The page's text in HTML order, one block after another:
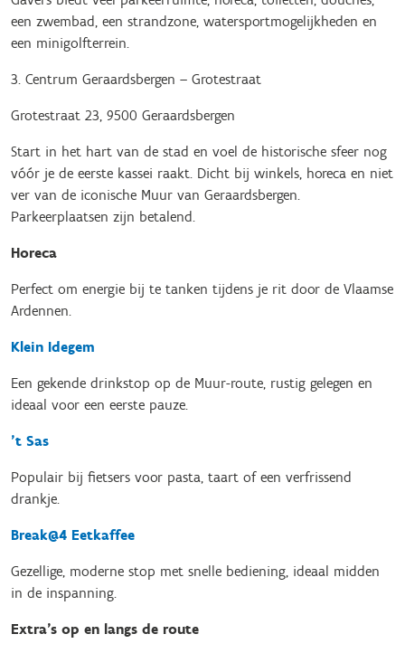
een zwembad, een strandzone, watersportmogelijkheden en
een minigolfterrein.
3. Centrum Geraardsbergen – Grotestraat
Grotestraat 23, 9500 Geraardsbergen
Start in het hart van de stad en voel de historische sfeer nog
vóór je de eerste kassei raakt. Dicht bij winkels, horeca en niet
ver van de iconische Muur van Geraardsbergen.
Parkeerplaatsen zijn betalend.
Horeca
Perfect om energie bij te tanken tijdens je rit door de Vlaamse
Ardennen.
Klein Idegem
Een gekende drinkstop op de Muur-route, rustig gelegen en
ideaal voor een eerste pauze.
’t Sas
Populair bij fietsers voor pasta, taart of een verfrissend
drankje.
Break@4 Eetkaffee
Gezellige, moderne stop met snelle bediening, ideaal midden
in de inspanning.
Extra’s op en langs de route